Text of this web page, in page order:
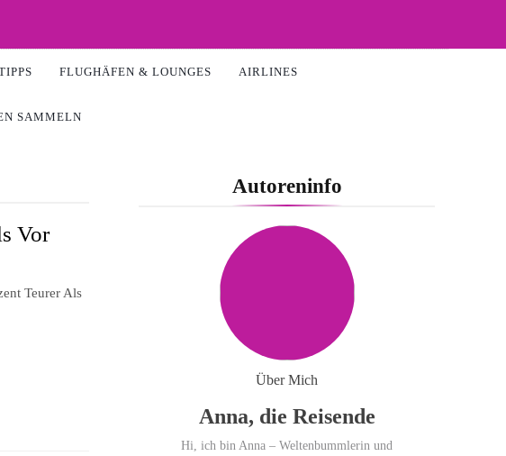
FLUGHÄFEN & LOUNGES AIRLINES
SAMMELN
Vor
Teurer Als
Autoreninfo
Über Mich
Anna, die Reisende
Hi, ich bin Anna – Weltenbummlerin und